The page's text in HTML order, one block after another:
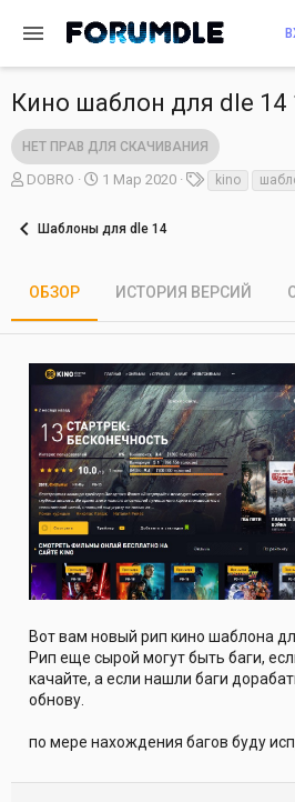
Кино шаблон для dle 14
НЕТ ПРАВ ДЛЯ СКАЧИВАНИЯ
А
о
DOBRO
Д
а
д
а
и
я
1 Мар 2020 kino
Шаблоны для dle 14
ОБЗОР ИСТОРИЯ ВЕРСИЙ
Вот вам новый рип кино шаблона
Рип еще сырой могут быть баги,
качайте, а если нашли баги
обнову.
по мере нахождения багов буду